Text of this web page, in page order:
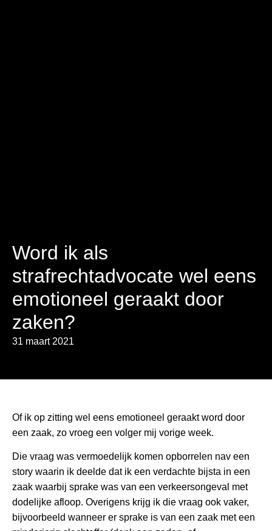
Word ik als
strafrechtadvocate wel eens
emotioneel geraakt door
zaken?
31 maart 2021
Of ik op zitting wel eens emotioneel geraakt word door
een zaak, zo vroeg een volger mij vorige week.
Die vraag was vermoedelijk komen opborrelen nav een
story waarin ik deelde dat ik een verdachte bijsta in een
zaak waarbij sprake was van een verkeersongeval met
dodelijke afloop. Overigens krijg ik die vraag ook vaker,
bijvoorbeeld wanneer er sprake is van een zaak met een